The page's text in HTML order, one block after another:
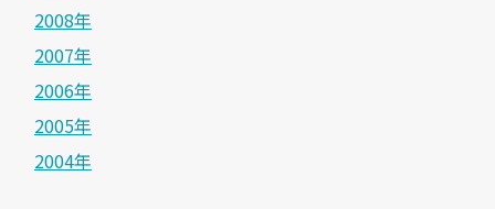
2008年
2007年
2006年
2005年
2004年